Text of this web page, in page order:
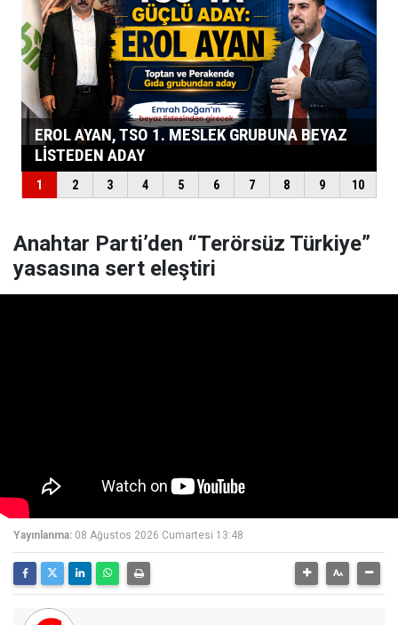
Anahtar Parti’den “Terörsüz Türkiye”
yasasına sert eleştiri
Yayınlanma: 08 Ağustos 2026 Cumartesi 13:48